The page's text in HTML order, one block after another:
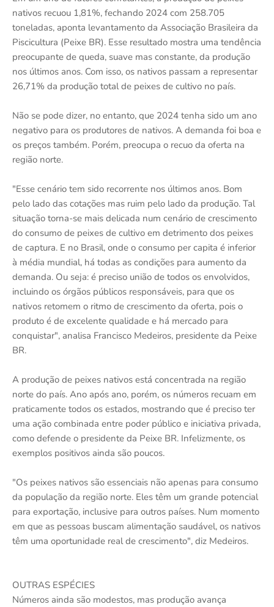
nativos recuou 1,81%, fechando 2024 com 258.705
toneladas, aponta levantamento da Associação Brasileira da
Piscicultura (Peixe BR). Esse resultado mostra uma tendência
preocupante de queda, suave mas constante, da produção
nos últimos anos. Com isso, os nativos passam a representar
26,71% da produção total de peixes de cultivo no país.
Não se pode dizer, no entanto, que 2024 tenha sido um ano
negativo para os produtores de nativos. A demanda foi boa e
os preços também. Porém, preocupa o recuo da oferta na
região norte.
"Esse cenário tem sido recorrente nos últimos anos. Bom
pelo lado das cotações mas ruim pelo lado da produção. Tal
situação torna-se mais delicada num cenário de crescimento
do consumo de peixes de cultivo em detrimento dos peixes
de captura. E no Brasil, onde o consumo per capita é inferior
à média mundial, há todas as condições para aumento da
demanda. Ou seja: é preciso união de todos os envolvidos,
incluindo os órgãos públicos responsáveis, para que os
nativos retomem o ritmo de crescimento da oferta, pois o
produto é de excelente qualidade e há mercado para
conquistar", analisa Francisco Medeiros, presidente da Peixe
BR.
A produção de peixes nativos está concentrada na região
norte do país. Ano após ano, porém, os números recuam em
praticamente todos os estados, mostrando que é preciso ter
uma ação combinada entre poder público e iniciativa privada,
como defende o presidente da Peixe BR. Infelizmente, os
exemplos positivos ainda são poucos.
"Os peixes nativos são essenciais não apenas para consumo
da população da região norte. Eles têm um grande potencial
para exportação, inclusive para outros países. Num momento
em que as pessoas buscam alimentação saudável, os nativos
têm uma oportunidade real de crescimento", diz Medeiros.
OUTRAS ESPÉCIES
Números ainda são modestos, mas produção avança